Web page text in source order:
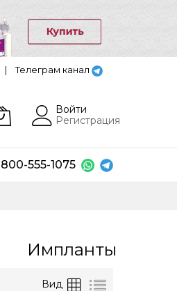
|Телеграм канал
Войти
Регистрация
555-1075
Импланты
Вид СеткаСписок